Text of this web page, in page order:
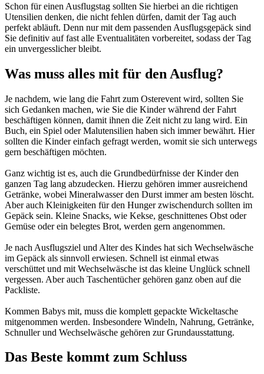
Schon für einen Ausflugstag sollten Sie hierbei an die richtigen
Utensilien denken, die nicht fehlen dürfen, damit der Tag auch
perfekt abläuft. Denn nur mit dem passenden Ausflugsgepäck sind
Sie definitiv auf fast alle Eventualitäten vorbereitet, sodass der Tag
ein unvergesslicher bleibt.
Was muss alles mit für den Ausflug?
Je nachdem, wie lang die Fahrt zum Osterevent wird, sollten Sie
sich Gedanken machen, wie Sie die Kinder während der Fahrt
beschäftigen können, damit ihnen die Zeit nicht zu lang wird. Ein
Buch, ein Spiel oder Malutensilien haben sich immer bewährt. Hier
sollten die Kinder einfach gefragt werden, womit sie sich unterwegs
gern beschäftigen möchten.
Ganz wichtig ist es, auch die Grundbedürfnisse der Kinder den
ganzen Tag lang abzudecken. Hierzu gehören immer ausreichend
Getränke, wobei Mineralwasser den Durst immer am besten löscht.
Aber auch Kleinigkeiten für den Hunger zwischendurch sollten im
Gepäck sein. Kleine Snacks, wie Kekse, geschnittenes Obst oder
Gemüse oder ein belegtes Brot, werden gern angenommen.
Je nach Ausflugsziel und Alter des Kindes hat sich Wechselwäsche
im Gepäck als sinnvoll erwiesen. Schnell ist einmal etwas
verschüttet und mit Wechselwäsche ist das kleine Unglück schnell
vergessen. Aber auch Taschentücher gehören ganz oben auf die
Packliste.
Kommen Babys mit, muss die komplett gepackte Wickeltasche
mitgenommen werden. Insbesondere Windeln, Nahrung, Getränke,
Schnuller und Wechselwäsche gehören zur Grundausstattung.
Das Beste kommt zum Schluss